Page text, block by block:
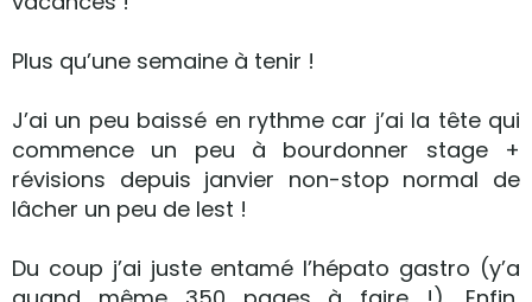
Plus qu’une semaine à tenir !
J’ai un peu baissé en rythme car j’ai la tête qui
commence un peu à bourdonner stage +
révisions depuis janvier non-stop normal de
lâcher un peu de lest !
Du coup j’ai juste entamé l’hépato gastro (y’a